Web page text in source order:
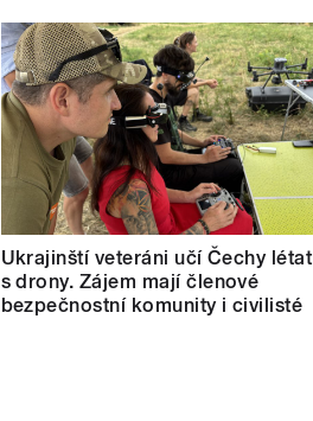
Ukrajinští veteráni učí Čechy létat
s drony. Zájem mají členové
bezpečnostní komunity i civilisté